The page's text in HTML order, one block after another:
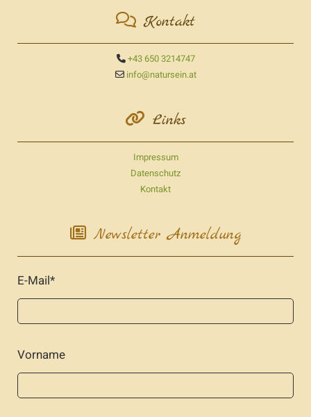
 Kontakt
 +43 650 3214747
 info@natursein.at
 Links
Impressum
Datenschutz
Kontakt
 Newsletter Anmeldung
E-Mail*
Vorname